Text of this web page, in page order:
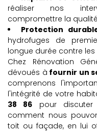
réaliser nos
compromettre la
Protection
hydrofuges de
longue durée contre les
Chez Rénovation
dévoués à fournir un
comprenons
l'intégrité de votre
38 86 pour
comment nous
toit ou façade, en lui